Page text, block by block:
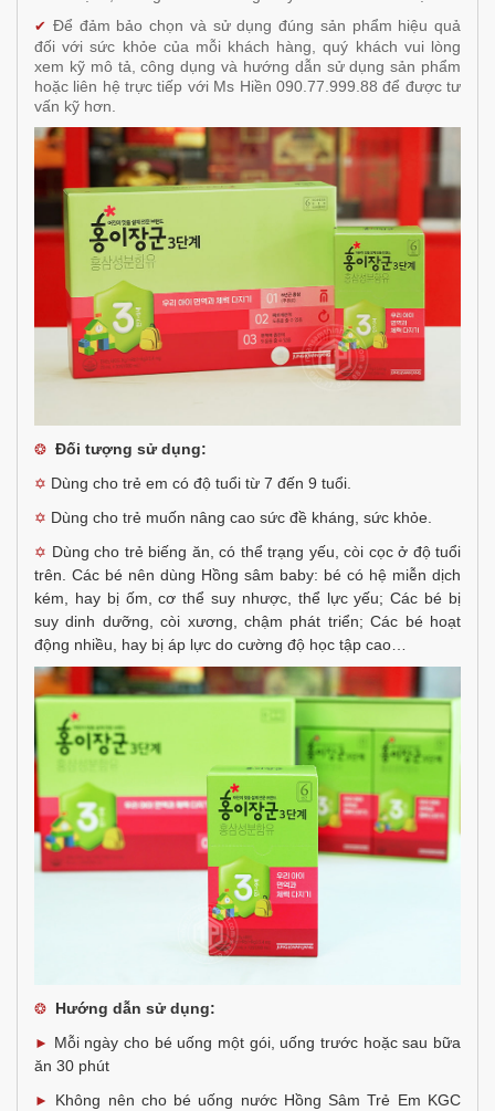
✔ Để đảm bảo chọn và sử dụng đúng sản phẩm hiệu quả
đối với sức khỏe của mỗi khách hàng, quý khách vui lòng
xem kỹ mô tả, công dụng và hướng dẫn sử dụng sản phẩm
hoặc liên hệ trực tiếp với Ms Hiền 090.77.999.88 để được tư
vấn kỹ hơn.
❂ Đối tượng sử dụng:
✡ Dùng cho trẻ em có độ tuổi từ 7 đến 9 tuổi.
✡ Dùng cho trẻ muốn nâng cao sức đề kháng, sức khỏe.
✡ Dùng cho trẻ biếng ăn, có thể trạng yếu, còi cọc ở độ tuổi
trên. Các bé nên dùng Hồng sâm baby: bé có hệ miễn dịch
kém, hay bị ốm, cơ thể suy nhược, thể lực yếu; Các bé bị
suy dinh dưỡng, còi xương, chậm phát triển; Các bé hoạt
động nhiều, hay bị áp lực do cường độ học tập cao…
❂ Hướng dẫn sử dụng:
► Mỗi ngày cho bé uống một gói, uống trước hoặc sau bữa
ăn 30 phút
►
Không nên cho bé uống nước Hồng Sâm Trẻ Em KGC